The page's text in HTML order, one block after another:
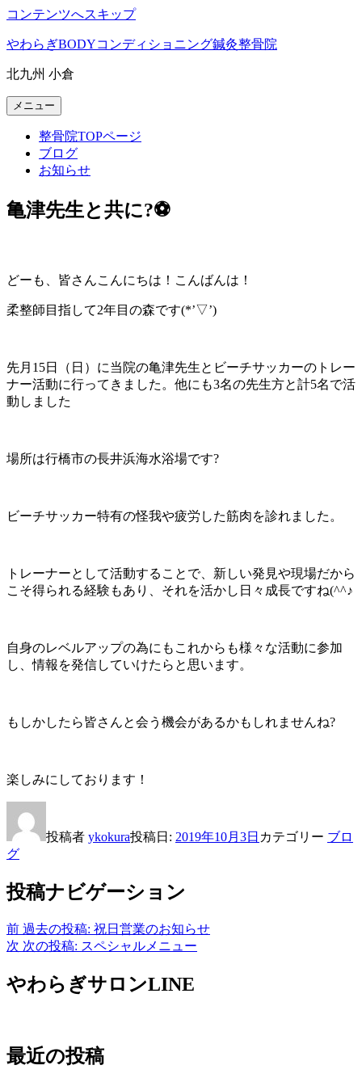
コンテンツへスキップ
やわらぎBODYコンディショニング鍼灸整骨院
北九州 小倉
メニュー
整骨院TOPページ
ブログ
お知らせ
亀津先生と共に?⚽
どーも、皆さんこんにちは！こんばんは！
柔整師目指して2年目の森です(*’▽’)
先月15日（日）に当院の亀津先生とビーチサッカーのトレー
ナー活動に行ってきました。他にも3名の先生方と計5名で活
動しました
場所は行橋市の長井浜海水浴場です?
ビーチサッカー特有の怪我や疲労した筋肉を診れました。
トレーナーとして活動することで、新しい発見や現場だから
こそ得られる経験もあり、それを活かし日々成長ですね(^^♪
自身のレベルアップの為にもこれからも様々な活動に参加
し、情報を発信していけたらと思います。
もしかしたら皆さんと会う機会があるかもしれませんね?
楽しみにしております！
投稿者 ykokura投稿日: 2019年10月3日 カテゴリー ブロ
グ
投稿ナビゲーション
前 過去の投稿: 祝日営業のお知らせ
次 次の投稿: スペシャルメニュー
やわらぎサロンLINE
最近の投稿